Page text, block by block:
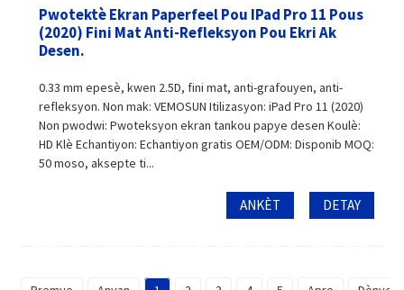
Pwotektè Ekran Paperfeel Pou IPad Pro 11 Pous
(2020) Fini Mat Anti-Refleksyon Pou Ekri Ak
Desen.
0.33 mm epesè, kwen 2.5D, fini mat, anti-grafouyen, anti-
refleksyon. Non mak: VEMOSUN Itilizasyon: iPad Pro 11 (2020)
Non pwodwi: Pwoteksyon ekran tankou papye desen Koulè:
HD Klè Echantiyon: Echantiyon gratis OEM/ODM: Disponib MOQ:
50 moso, aksepte ti...
ANKÈT DETAY